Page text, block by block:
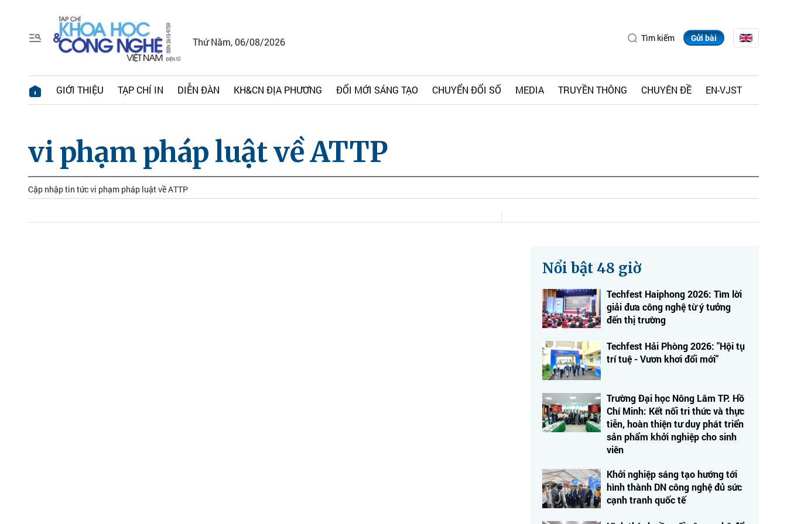
Thứ Năm, 06/08/2026 Tìm kiếm Gửi bài
GIỚI THIỆU TẠP CHÍ IN DIỄN ĐÀN KH&CN ĐỊA PHƯƠNG ĐỔI MỚI SÁNG TẠO CHUYỂN ĐỔI SỐ MEDIA TRUYỀN THÔNG CHUYÊN ĐỀ EN-VJST
vi phạm pháp luật về ATTP
Cập nhập tin tức vi phạm pháp luật về ATTP
Nổi bật 48 giờ
Techfest Haiphong 2026: Tìm lời
giải đưa công nghệ từ ý tưởng
đến thị trường
Techfest Hải Phòng 2026: "Hội tụ
trí tuệ - Vươn khơi đổi mới"
Trường Đại học Nông Lâm TP. Hồ
Chí Minh: Kết nối tri thức và thực
tiễn, hoàn thiện tư duy phát triển
sản phẩm khởi nghiệp cho sinh
viên
Khởi nghiệp sáng tạo hướng tới
hình thành DN công nghệ đủ sức
cạnh tranh quốc tế